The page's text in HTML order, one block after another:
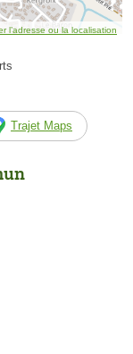
l’adresse ou la localisation
Trajet Maps